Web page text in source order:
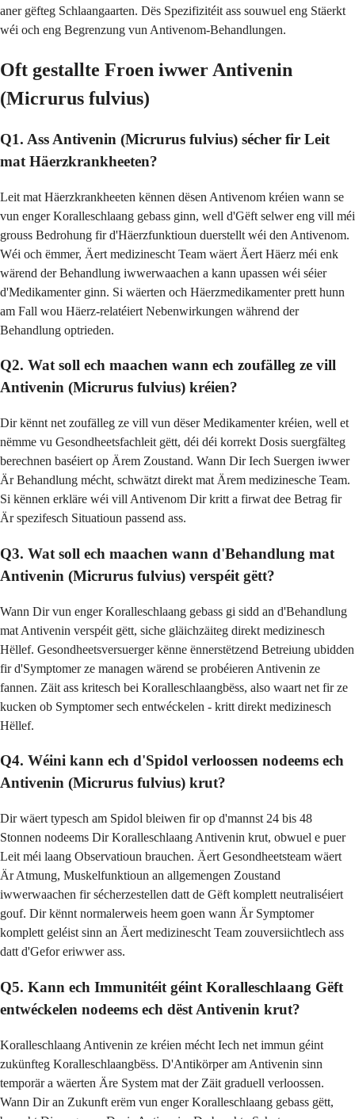
aner gëfteg Schlaangaarten. Dës Spezifizitéit ass souwuel eng Stäerkt
wéi och eng Begrenzung vun Antivenom-Behandlungen.
Oft gestallte Froen iwwer Antivenin
(Micrurus fulvius)
Q1. Ass Antivenin (Micrurus fulvius) sécher fir Leit
mat Häerzkrankheeten?
Leit mat Häerzkrankheeten kënnen dësen Antivenom kréien wann se
vun enger Koralleschlaang gebass ginn, well d'Gëft selwer eng vill méi
grouss Bedrohung fir d'Häerzfunktioun duerstellt wéi den Antivenom.
Wéi och ëmmer, Äert medizinescht Team wäert Äert Häerz méi enk
wärend der Behandlung iwwerwaachen a kann upassen wéi séier
d'Medikamenter ginn. Si wäerten och Häerzmedikamenter prett hunn
am Fall wou Häerz-relatéiert Nebenwirkungen während der
Behandlung optrieden.
Q2. Wat soll ech maachen wann ech zoufälleg ze vill
Antivenin (Micrurus fulvius) kréien?
Dir kënnt net zoufälleg ze vill vun dëser Medikamenter kréien, well et
nëmme vu Gesondheetsfachleit gëtt, déi déi korrekt Dosis suergfälteg
berechnen baséiert op Ärem Zoustand. Wann Dir Iech Suergen iwwer
Är Behandlung mécht, schwätzt direkt mat Ärem medizinesche Team.
Si kënnen erkläre wéi vill Antivenom Dir kritt a firwat dee Betrag fir
Är spezifesch Situatioun passend ass.
Q3. Wat soll ech maachen wann d'Behandlung mat
Antivenin (Micrurus fulvius) verspéit gëtt?
Wann Dir vun enger Koralleschlaang gebass gi sidd an d'Behandlung
mat Antivenin verspéit gëtt, siche gläichzäiteg direkt medizinesch
Hëllef. Gesondheetsversuerger kënne ënnerstëtzend Betreiung ubidden
fir d'Symptomer ze managen wärend se probéieren Antivenin ze
fannen. Zäit ass kritesch bei Koralleschlaangbëss, also waart net fir ze
kucken ob Symptomer sech entwéckelen - kritt direkt medizinesch
Hëllef.
Q4. Wéini kann ech d'Spidol verloossen nodeems ech
Antivenin (Micrurus fulvius) krut?
Dir wäert typesch am Spidol bleiwen fir op d'mannst 24 bis 48
Stonnen nodeems Dir Koralleschlaang Antivenin krut, obwuel e puer
Leit méi laang Observatioun brauchen. Äert Gesondheetsteam wäert
Är Atmung, Muskelfunktioun an allgemengen Zoustand
iwwerwaachen fir sécherzestellen datt de Gëft komplett neutraliséiert
gouf. Dir kënnt normalerweis heem goen wann Är Symptomer
komplett geléist sinn an Äert medizinescht Team zouversiichtlech ass
datt d'Gefor eriwwer ass.
Q5. Kann ech Immunitéit géint Koralleschlaang Gëft
entwéckelen nodeems ech dëst Antivenin krut?
Koralleschlaang Antivenin ze kréien mécht Iech net immun géint
zukünfteg Koralleschlaangbëss. D'Antikörper am Antivenin sinn
temporär a wäerten Äre System mat der Zäit graduell verloossen.
Wann Dir an Zukunft erëm vun enger Koralleschlaang gebass gëtt,